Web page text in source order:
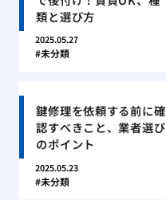
類と選び方
2025.05.27
未分類
鍵修理を依頼する前に確
認すべきこと、業者選び
のポイント
2025.05.23
未分類